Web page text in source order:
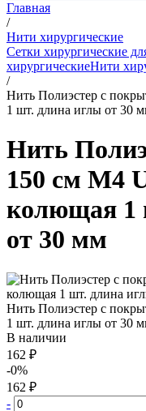
Главная
/
Нити хирургические
Сетки хирургические
хирургическиеНити
/
Нить Полиэстер с
1 шт. длина иглы от 30
Нить
150 см М4
колющая 1
от 30 мм
Нить Полиэстер с
1 шт. длина иглы от 30
В наличии
162 ₽
-0%
162 ₽
-